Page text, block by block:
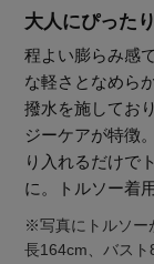
大人にぴった
程よい膨らみ感
な軽さとなめら
撥水を施してお
ジーケアが特徴
り入れるだけで
に。トルソー着
※写真にトルソー
長164cm、バスト